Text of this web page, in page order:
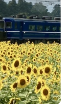
マークとなってい